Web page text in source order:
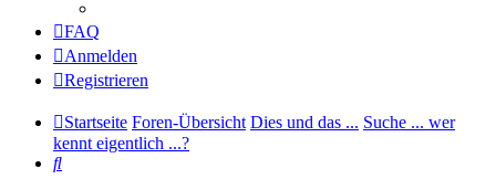
FAQ
Anmelden
Registrieren
Startseite Foren-Übersicht Dies und das ... Suche ... wer
kennt eigentlich ...?
Suche